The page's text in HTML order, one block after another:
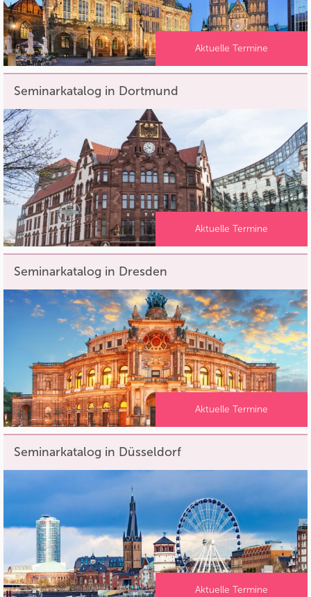
Aktuelle Termine
Seminarkatalog in Dortmund
Aktuelle Termine
Seminarkatalog in Dresden
Aktuelle Termine
Seminarkatalog in Düsseldorf
Aktuelle Termine